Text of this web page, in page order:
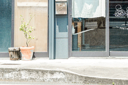
ージより可能です。
当日の体調不良などで変更
数ですがお電話にてご連絡を
＼ お問い合わせは公